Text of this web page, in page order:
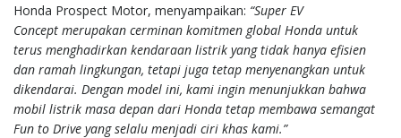
Honda Prospect Motor, menyampaikan: “Super EV
Concept merupakan cerminan komitmen global Honda untuk
terus menghadirkan kendaraan listrik yang tidak hanya efisien
dan ramah lingkungan, tetapi juga tetap menyenangkan untuk
dikendarai. Dengan model ini, kami ingin menunjukkan bahwa
mobil listrik masa depan dari Honda tetap membawa semangat
Fun to Drive yangselalu menjadi ciri khas kami.”